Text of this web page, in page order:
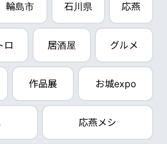
輪島市 石川県 応燕
ロ 居酒屋 グルメ
作品展 お城expo
応燕メシ